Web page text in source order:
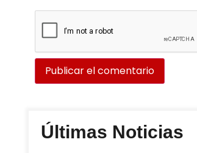
Últimas Noticias